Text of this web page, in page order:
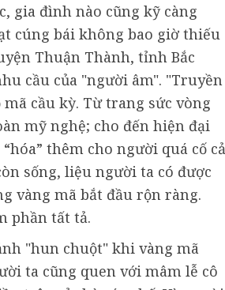
gia đình nào cũng kỹ càng
cúng bái không bao giờ thiếu
Thuận Thành, tỉnh Bắc
cầu của "người âm". "Truyền
cầu kỳ. Từ trang sức vòng
mỹ nghệ; cho đến hiện đại
thêm cho người quá cố cả
sống, liệu người ta có được
vàng mã bắt đầu rộn ràng.
phần tất tả.
"hun chuột" khi vàng mã
ta cũng quen với mâm lễ cô